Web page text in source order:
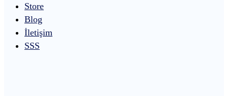
Store
Blog
İletişim
SSS